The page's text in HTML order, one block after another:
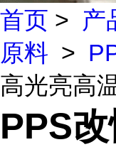
首页 > 产
原料 >
高光亮高
PPS